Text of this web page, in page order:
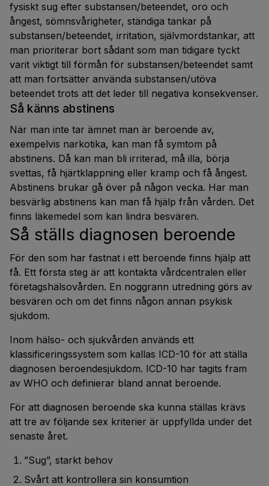
fysiskt sug efter substansen/beteendet, oro och
ångest, sömnsvårigheter, ständiga tankar på
substansen/beteendet, irritation, självmordstankar, att
man prioriterar bort sådant som man tidigare tyckt
varit viktigt till förmån för substansen/beteendet samt
att man fortsätter använda substansen/utöva
beteendet trots att det leder till negativa konsekvenser.
Så känns abstinens
När man inte tar ämnet man är beroende av,
exempelvis narkotika, kan man få symtom på
abstinens. Då kan man bli irriterad, må illa, börja
svettas, få hjärtklappning eller kramp och få ångest.
Abstinens brukar gå över på någon vecka. Har man
besvärlig abstinens kan man få hjälp från vården. Det
finns läkemedel som kan lindra besvären.
Så ställs diagnosen beroende
För den som har fastnat i ett beroende finns hjälp att
få. Ett första steg är att kontakta vårdcentralen eller
företagshälsovården. En noggrann utredning görs av
besvären och om det finns någon annan psykisk
sjukdom.
Inom hälso- och sjukvården används ett
klassificeringssystem som kallas ICD-10 för att ställa
diagnosen beroendesjukdom. ICD-10 har tagits fram
av WHO och definierar bland annat beroende.
För att diagnosen beroende ska kunna ställas krävs
att tre av följande sex kriterier är uppfyllda under det
senaste året.
”Sug”, starkt behov
Svårt att kontrollera sin konsumtion